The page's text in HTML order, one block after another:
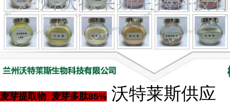
麦芽提取物 麦芽多肽85% 沃特莱斯供应